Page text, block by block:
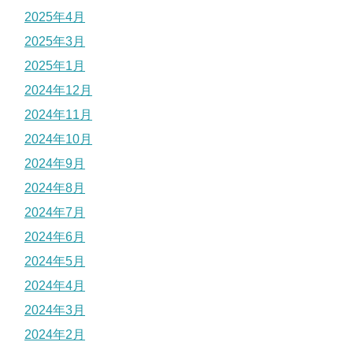
2025年4月
2025年3月
2025年1月
2024年12月
2024年11月
2024年10月
2024年9月
2024年8月
2024年7月
2024年6月
2024年5月
2024年4月
2024年3月
2024年2月